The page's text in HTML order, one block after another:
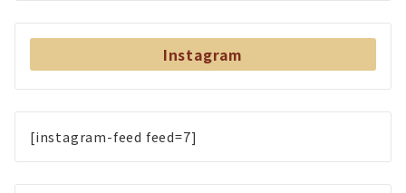
Instagram
[instagram-feed feed=7]